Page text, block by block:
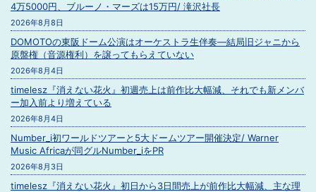
4万5000円、ブルーノ・マーズは15万円/ 滝沢社長
2026年8月8日
DOMOTOの東阪ドーム公演はオーケストラ生伴奏―結局旧ジャニから
原盤権（音源権利）を譲ってもらえていない
2026年8月4日
timelesz『消えない花火』初週売上は前作比大幅減、それでも新メンバ
ー加入前より増えている
2026年8月4日
Number_i初ワールドツアーと5大ドームツアー開催決定/ Warner
Music Africaが同グルNumber_iをPR
2026年8月3日
timelesz『消えない花火』初日から3日間売上が前作比大幅減、主な理